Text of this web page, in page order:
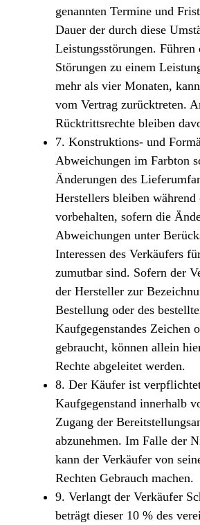
genannten Termine und
Dauer der durch diese
Leistungsstörungen. Führen
Störungen zu einem
mehr als vier Monaten,
vom Vertrag zurücktreten.
Rücktrittsrechte bleiben
7. Konstruktions- und
Abweichungen im Farbton
Änderungen des
Herstellers bleiben
vorbehalten, sofern die
Abweichungen unter
Interessen des Verkäufers
zumutbar sind. Sofern der
der Hersteller zur
Bestellung oder des
Kaufgegenstandes Zeichen
gebraucht, können allein
Rechte abgeleitet werden.
8. Der Käufer ist
Kaufgegenstand innerhalb
Zugang der
abzunehmen. Im Falle der
kann der Verkäufer von
Rechten Gebrauch machen.
9. Verlangt der Verkäufer
beträgt dieser 10 % des